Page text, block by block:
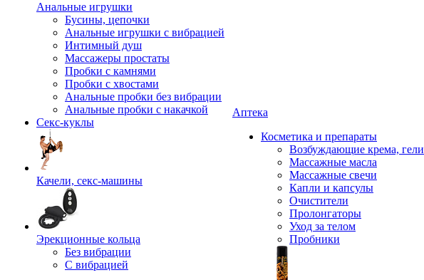
Анальные игрушки
Бусины, цепочки
Анальные игрушки с вибрацией
Интимный душ
Массажеры простаты
Пробки с камнями
Пробки с хвостами
Анальные пробки без вибрации
Анальные пробки с накачкой
Секс-куклы
Качели, секс-машины
Эрекционные кольца
Без вибрации
С вибрацией
Аптека
Косметика и препараты
Возбуждающие крема, гели
Массажные масла
Массажные свечи
Капли и капсулы
Очистители
Пролонгаторы
Уход за телом
Пробники